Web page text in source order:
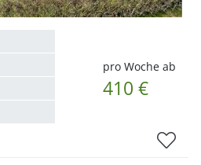
pro Woche ab
410 €